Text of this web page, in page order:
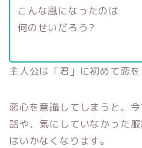
こんな風になったのは
何のせいだろう?
主人公は「君」に初めて恋を
恋心を意識してしまうと、
話や、気にしていなかった
はいかなくなります。